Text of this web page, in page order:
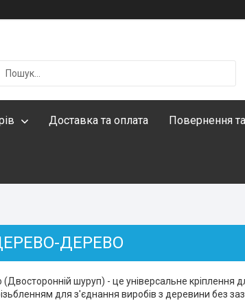
Доставка та оплата Повернення
ДЕРЕВО
шуруп) - це універсальне кріплення
для з'єднання виробів з деревини без